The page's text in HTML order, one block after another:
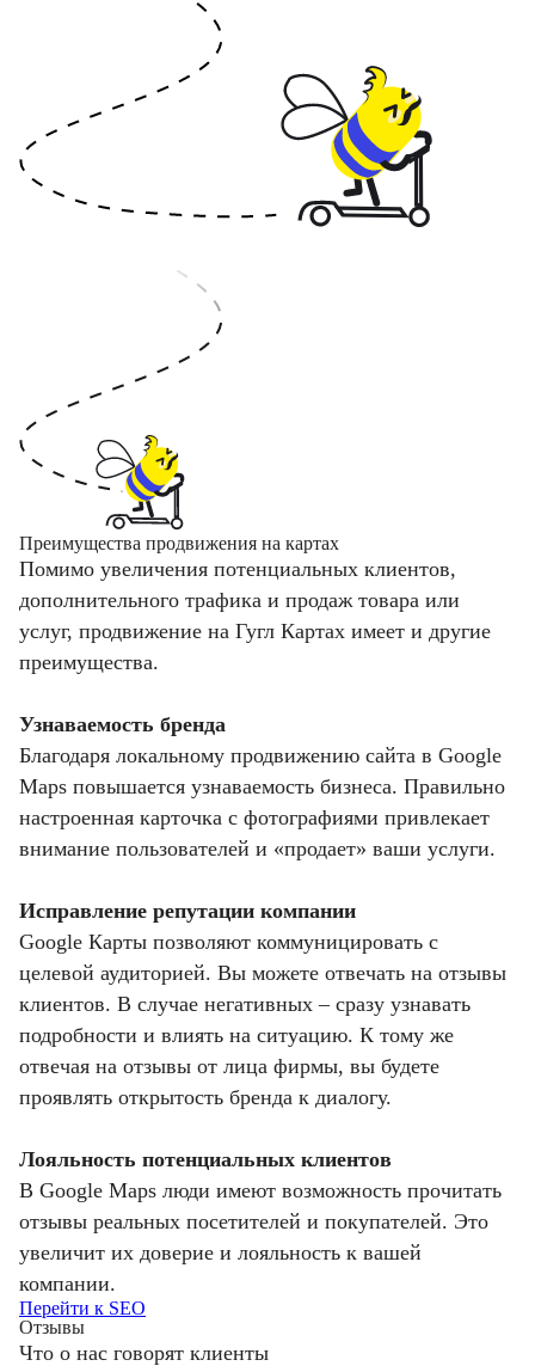
Преимущества продвижения на картах
Помимо увеличения потенциальных клиентов,
дополнительного трафика и продаж товара или
услуг, продвижение на Гугл Картах имеет и другие
преимущества.
Узнаваемость бренда
Благодаря локальному продвижению сайта в Google
Maps повышается узнаваемость бизнеса. Правильно
настроенная карточка с фотографиями привлекает
внимание пользователей и «продает» ваши услуги.
Исправление репутации компании
Google Карты позволяют коммуницировать с
целевой аудиторией. Вы можете отвечать на отзывы
клиентов. В случае негативных – сразу узнавать
подробности и влиять на ситуацию. К тому же
отвечая на отзывы от лица фирмы, вы будете
проявлять открытость бренда к диалогу.
Лояльность потенциальных клиентов
В Google Maps люди имеют возможность прочитать
отзывы реальных посетителей и покупателей. Это
увеличит их доверие и лояльность к вашей
компании.
Перейти к SEO
Отзывы
Что о нас говорят клиенты